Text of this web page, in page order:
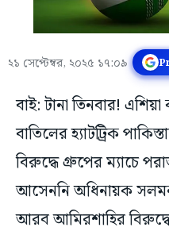
২১ সেপ্টেম্বর, ২০২৫ ১৭:০৯
বাই: টানা তিনবার!
বাতিলের হ্যাটট্রিক
বিরুদ্ধে গ্রুপের ম্যাচে
আসেননি অধিনায়ক
আরব আমিরশাহির